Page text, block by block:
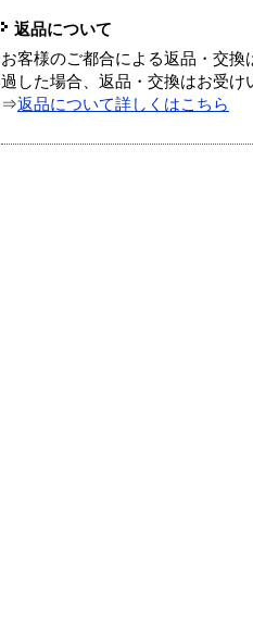
返品について
お客様のご都合による返品・交
過した場合、返品・交換はお受け
⇒返品について詳しくはこちら